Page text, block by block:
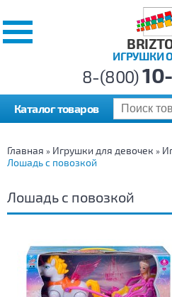
ИГРУШКИ
8-(800)
Каталог товаров
Главная » Игрушки для девочек »
Лошадь с повозкой
Лошадь с повозкой